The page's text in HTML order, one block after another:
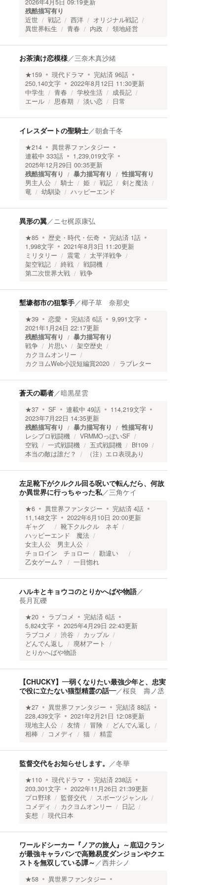
2026年4月5日 09:19更新
残酷描写有り
近世
戦記 西洋
オリジナル戦記
異世界転生
青春 内政 領地経営
お茶漬け恋模様／三奈木真沙緒
★159 現代ドラマ 完結済 96話
250,140文字 2022年8月12日 11:30更新
中学生
青春 学校生活
成長記
エール
思春期 淡い恋 日常
イレスダートの聖騎士／朝倉千冬
★214
異世界ファンタジー
連載中 333話 1,239,019文字
2025年12月29日 00:35更新
残酷描写有り
暴力描写有り
性描写有り
男主人公
騎士 姫 戦記
剣と魔法
竜
幼馴染 ハッピーエンド
異形の翼／ニセ梶原康弘
★85 歴史・時代・伝奇 完結済 1話
1,998文字 2021年8月3日 11:20更新
ミリタリー
震電
太平洋戦争
架空戦記
終戦
戦闘機
第二次世界大戦
戦争
塹壕都市の狙撃手／椰子草 奈那史
★39 恋愛 完結済 6話 9,991文字
2021年1月24日 22:17更新
残酷描写有り
暴力描写有り
戦争
片思い
架空歴史
カクヨムオンリー
カクヨムWeb小説短編賞2020
ラブレター
蒼天の覇者／暗黒星雲
★37 SF 連載中 49話 114,219文字
2023年7月22日 14:35更新
残酷描写有り
暴力描写有り
性描写有り
レシプロ戦闘機
VRMMOっぽいSF
空戦
一式戦闘機 五式戦闘機
Bf109
本当の敵は誰だ？
（注）エロ表現あり
左足靴下がクルクル回る呪いで転んだら、何故
か異世界に行っちゃった私／三角ケイ
★6 異世界ファンタジー 完結済 4話
11,148文字 2022年6月10日 20:00更新
ギャグ
靴下クルクル ネギ
ハッピーエンド 魔法
女主人公 男主人公
チョロイン チョロー
勘違い
乙女ゲーム？
一目惚れ
ハルキとキョウコのとりかへばや物語／
長月瓦礫
★20 ラブコメ 完結済 6話
5,824文字 2025年4月29日 22:43更新
ラブコメ
渋谷
カップル
どんでん返し
廃材アート
とりかへばや物語
【CHUCKY】―弱くなりたい最強少年と、忠実
で役に立たない猫型精霊の話―／桜良 壽ノ丞
★27 異世界ファンタジー 完結済 88話
228,439文字 2021年2月21日 12:08更新
現地主人公
友情 冒険
どんでん返し
相棒
コメディ 猫 精霊
監督交代をお知らせします。 ／冬華
★110 現代ドラマ 完結済 238話
203,301文字 2022年11月26日 21:39更新
プロ野球
監督交代
スポーツジャンル
コメディ
カクヨムオンリー
日記
妄想
現代日本
ワールドシーカー『ノアの旅人』～底辺クラン
が最強キャラバンで高難易度ダンジョンやクエ
ストを無双している譚～ ／西井シノ
★58
異世界ファンタジー